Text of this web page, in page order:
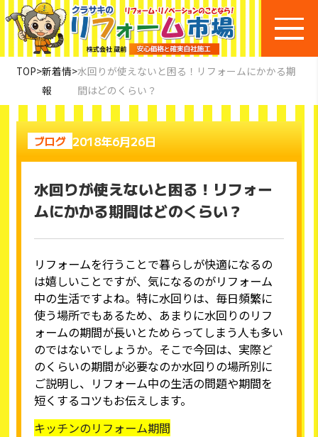
TOP>新着情
報
>水回りが使えないと困る！リフォームにかかる期
間はどのくらい？
ブログ 2018年6月26日
水回りが使えないと困る！リフォー
ムにかかる期間はどのくらい？
リフォームを行うことで暮らしが快適になるの
は嬉しいことですが、気になるのがリフォーム
中の生活ですよね。特に水回りは、毎日頻繁に
使う場所でもあるため、あまりに水回りのリフ
ォームの期間が長いとためらってしまう人も多い
のではないでしょうか。そこで今回は、実際ど
のくらいの期間が必要なのか水回りの場所別に
ご説明し、リフォーム中の生活の問題や期間を
短くするコツもお伝えします。
キッチンのリフォーム期間